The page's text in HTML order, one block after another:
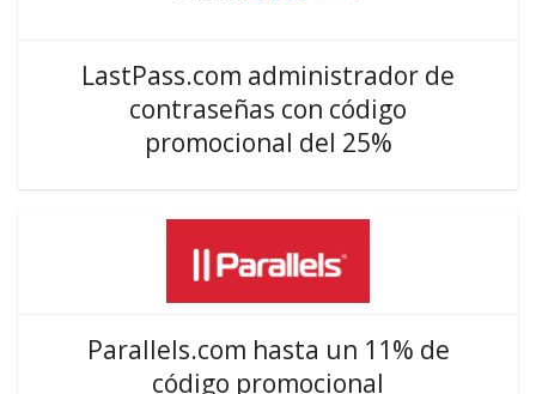
LastPass.com administrador de
contraseñas con código
promocional del 25%
Parallels.com hasta un 11% de
código promocional